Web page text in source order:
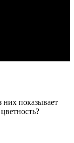
показывает